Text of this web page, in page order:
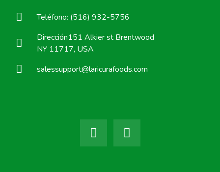
Teléfono: (516) 932-5756
Dirección151 Alkier st Brentwood
NY 11717, USA
salessupport@laricurafoods.com